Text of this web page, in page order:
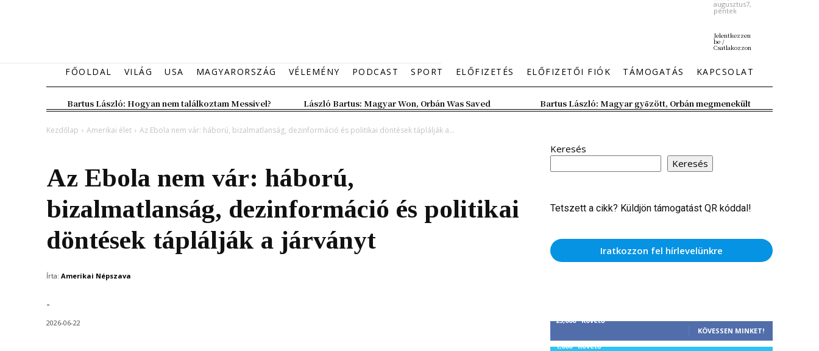
augusztus7,
péntek
Jelentkezzen
be /
Csatlakozzon
FŐOLDAL VILÁG USA MAGYARORSZÁG VÉLEMÉNY PODCAST SPORT ELŐFIZETÉS ELŐFIZETŐI FIÓK TÁMOGATÁS KAPCSOLAT
Bartus László: Hogyan nem találkoztam Messivel? László Bartus: Magyar Won, Orbán Was Saved Bartus László: Magyar győzött, Orbán megmenekült
Kezdőlap Amerikai élet Az Ebola nem vár: háború, bizalmatlanság, dezinformáció és politikai döntések táplálják a...
Az Ebola nem vár: háború,
bizalmatlanság, dezinformáció és politikai
döntések táplálják a járványt
Írta: Amerikai Népszava
-
2026-06-22
Keresés
Keresés
Tetszett a cikk? Küldjön támogatást QR kóddal!
Iratkozzon fel hírlevelünkre
25,000 Követő
KÖVESSEN MINKET!
1,000 Követő